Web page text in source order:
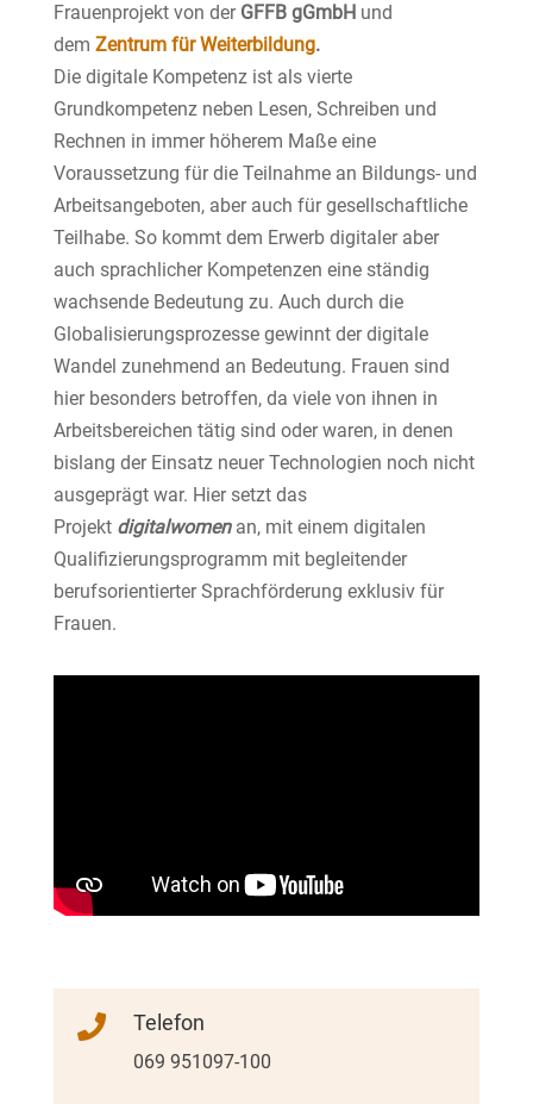
Frauenprojekt von der GFFB gGmbH und
dem Zentrum für Weiterbildung.
Die digitale Kompetenz ist als vierte
Grundkompetenz neben Lesen, Schreiben und
Rechnen in immer höherem Maße eine
Voraussetzung für die Teilnahme an Bildungs- und
Arbeitsangeboten, aber auch für gesellschaftliche
Teilhabe. So kommt dem Erwerb digitaler aber
auch sprachlicher Kompetenzen eine ständig
wachsende Bedeutung zu. Auch durch die
Globalisierungsprozesse gewinnt der digitale
Wandel zunehmend an Bedeutung. Frauen sind
hier besonders betroffen, da viele von ihnen in
Arbeitsbereichen tätig sind oder waren, in denen
bislang der Einsatz neuer Technologien noch nicht
ausgeprägt war. Hier setzt das
Projekt digitalwomen an, mit einem digitalen
Qualifizierungsprogramm mit begleitender
berufsorientierter Sprachförderung exklusiv für
Frauen.
 Telefon
069 951097-100